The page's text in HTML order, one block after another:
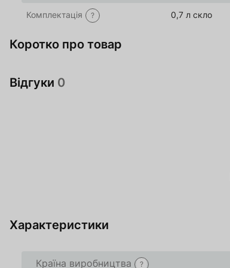
Комплектація ? 0,7 л скло
Коротко про товар
Відгуки 0
Характеристики
Країна виробництва ?